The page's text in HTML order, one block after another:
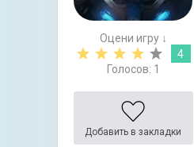
Оцени игру ↓
4
Голосов: 1
Добавить в закладки